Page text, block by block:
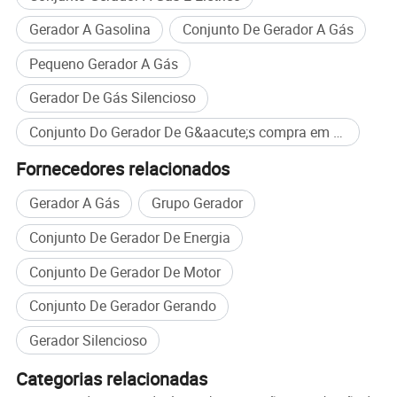
Garantia: 8000 horas ou 1 ano, temos agente
em Moscovo e o nosso engenheiro irá para a
Rússia todos os meses. Por isso, não se
preocupe com o serviço pós-venda.
Gerador A Gasolina
Conjunto De Gerador A Gás
Pequeno Gerador A Gás
Gerador De Gás Silencioso
Conjunto Do Gerador De G&aacute;s compra em massa
Fornecedores relacionados
Gerador A Gás
Grupo Gerador
Conjunto De Gerador De Energia
Conjunto De Gerador De Motor
Conjunto De Gerador Gerando
Gerador Silencioso
Categorias relacionadas